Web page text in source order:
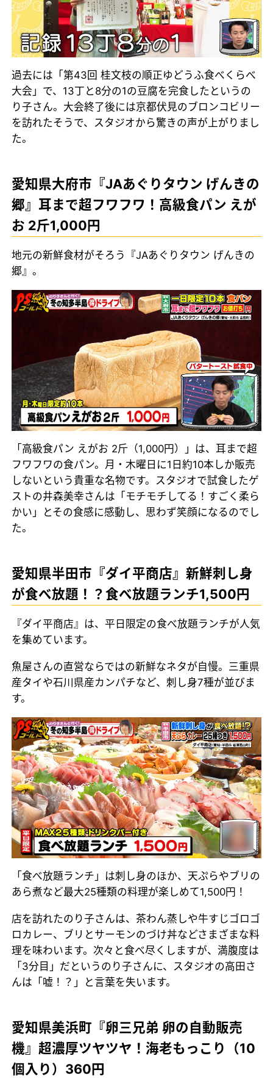
過去には「第43回 桂文枝の順正ゆどうふ食べくらべ
大会」で、13丁と8分の1の豆腐を完食したというの
り子さん。大会終了後には京都伏見のブロンコビリー
を訪れたそうで、スタジオから驚きの声が上がりまし
た。
愛知県大府市『JAあぐりタウン げんきの
郷』耳まで超フワフワ！高級食パン えが
お 2斤1,000円
地元の新鮮食材がそろう『JAあぐりタウン げんきの
郷』。
「高級食パン えがお 2斤（1,000円）」は、耳まで超
フワフワの食パン。月・木曜日に1日約10本しか販売
しないという貴重な名物です。スタジオで試食したゲ
ストの井森美幸さんは「モチモチしてる！すごく柔ら
かい」とその食感に感動し、思わず笑顔になるのでし
た。
愛知県半田市『ダイ平商店』新鮮刺し身
が食べ放題！？食べ放題ランチ1,500円
『ダイ平商店』は、平日限定の食べ放題ランチが人気
を集めています。
魚屋さんの直営ならではの新鮮なネタが自慢。三重県
産タイや石川県産カンパチなど、刺し身7種が並びま
す。
「食べ放題ランチ」は刺し身のほか、天ぷらやブリの
あら煮など最大25種類の料理が楽しめて1,500円！
店を訪れたのり子さんは、茶わん蒸しや牛すじゴロゴ
ロカレー、ブリとサーモンのづけ丼などさまざまな料
理を味わいます。次々と食べ尽くしますが、満腹度は
「3分目」だというのり子さんに、スタジオの高田さ
んは「嘘！？」と言葉を失います。
愛知県美浜町『卵三兄弟 卵の自動販売
機』超濃厚ツヤツヤ！海老もっこり（10
個入り）360円